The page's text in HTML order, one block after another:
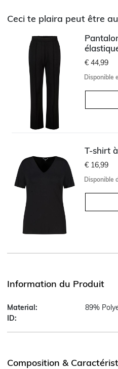
Ceci te plaira peut être
€ 44,99
Disponible
T-shirt
€ 16,99
Disponible
Information du Produit
Material:
89%
ID:
Composition &